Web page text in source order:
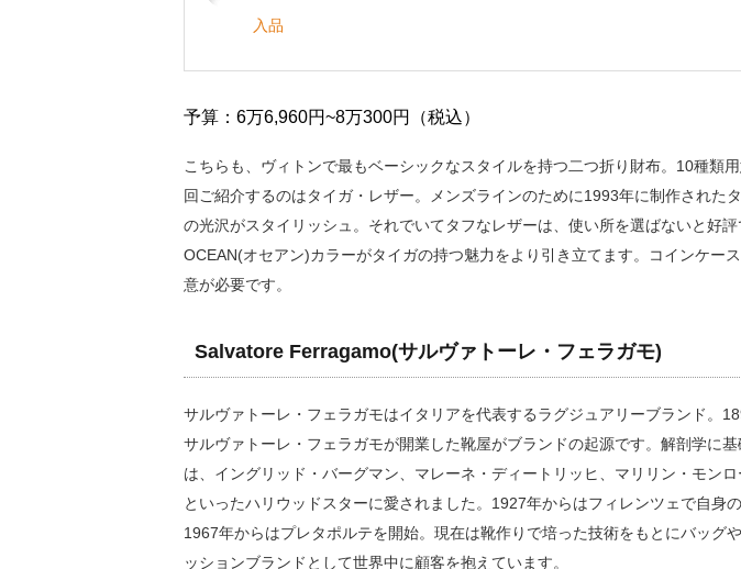
入品
予算：6万6,960円~8万300円（税込）
こちらも、ヴィトンで最もベーシックなスタイルを持つ二つ折り財布。10種類
回ご紹介するのはタイガ・レザー。メンズラインのために1993年に制作された
の光沢がスタイリッシュ。それでいてタフなレザーは、使い所を選ばないと好
OCEAN(オセアン)カラーがタイガの持つ魅力をより引き立てます。コインケー
意が必要です。
Salvatore Ferragamo(サルヴァトーレ・フェラガモ)
サルヴァトーレ・フェラガモはイタリアを代表するラグジュアリーブランド。
サルヴァトーレ・フェラガモが開業した靴屋がブランドの起源です。解剖学に
は、イングリッド・バーグマン、マレーネ・ディートリッヒ、マリリン・モン
といったハリウッドスターに愛されました。1927年からはフィレンツェで自身
1967年からはプレタポルテを開始。現在は靴作りで培った技術をもとにバッグ
ッションブランドとして世界中に顧客を抱えています。